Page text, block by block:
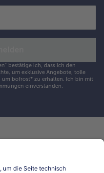
bestätige ich, dass ich den
um exklusive Angebote, tolle
bofrost* zu erhalten. Ich bin mit
einverstanden.